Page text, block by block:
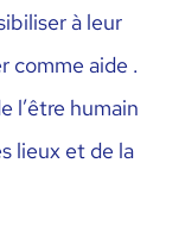
à leur
comme aide .
l’être humain
lieux et de la